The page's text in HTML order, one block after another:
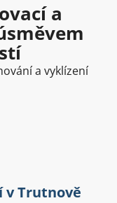
a
a vyklízení
v Trutnově